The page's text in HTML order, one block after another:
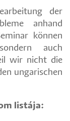
der
anhand
können
auch
wir nicht die
ungarischen
listája: